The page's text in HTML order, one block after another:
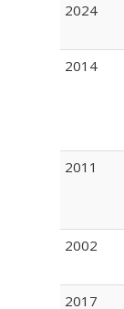
2024
2014
2011
2002
2017